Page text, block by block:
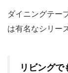
ダイニングテー
は有名なシリー
リビング